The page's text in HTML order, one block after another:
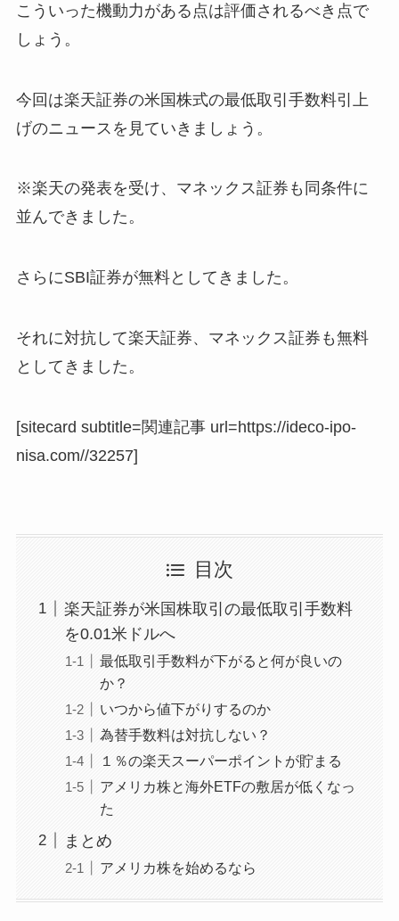
こういった機動力がある点は評価されるべき点で
しょう。
今回は楽天証券の米国株式の最低取引手数料引上
げのニュースを見ていきましょう。
※楽天の発表を受け、マネックス証券も同条件に
並んできました。
さらにSBI証券が無料としてきました。
それに対抗して楽天証券、マネックス証券も無料
としてきました。
[sitecard subtitle=関連記事 url=https://ideco-ipo-
nisa.com//32257]
目次
楽天証券が米国株取引の最低取引手数料
を0.01米ドルへ
最低取引手数料が下がると何が良いの
か？
いつから値下がりするのか
為替手数料は対抗しない？
１％の楽天スーパーポイントが貯まる
アメリカ株と海外ETFの敷居が低くなっ
た
まとめ
アメリカ株を始めるなら